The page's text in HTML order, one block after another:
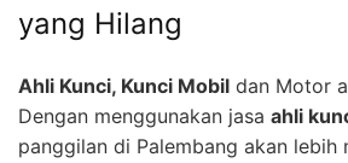
yang Hilang
Ahli Kunci, Kunci Mobil dan Motor
Dengan menggunakan jasa ahli
panggilan di Palembang akan lebih